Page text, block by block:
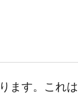
ます。これは